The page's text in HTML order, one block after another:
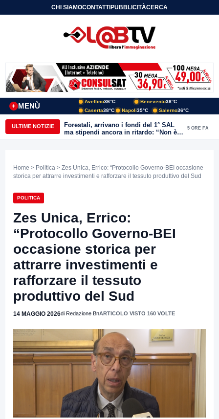
CHI SIAMOCONTATTIPUBBLICITÀCERCA
MENÙ
+
Avellino36°C Benevento38°C
Caserta38°C Napoli35°C Salerno36°C
ULTIME NOTIZIE
Forestali, arrivano i fondi del 1° SAL
ma stipendi ancora in ritardo: “Non è
più sostenibile”
5 ORE FA
Home > Politica > Zes Unica, Errico: “Protocollo Governo-BEI occasione
storica per attrarre investimenti e rafforzare il tessuto produttivo del Sud
POLITICA
Zes Unica, Errico:
“Protocollo Governo-BEI
occasione storica per
attrarre investimenti e
rafforzare il tessuto
produttivo del Sud
14 MAGGIO 2026di Redazione BnARTICOLO VISTO 160 VOLTE